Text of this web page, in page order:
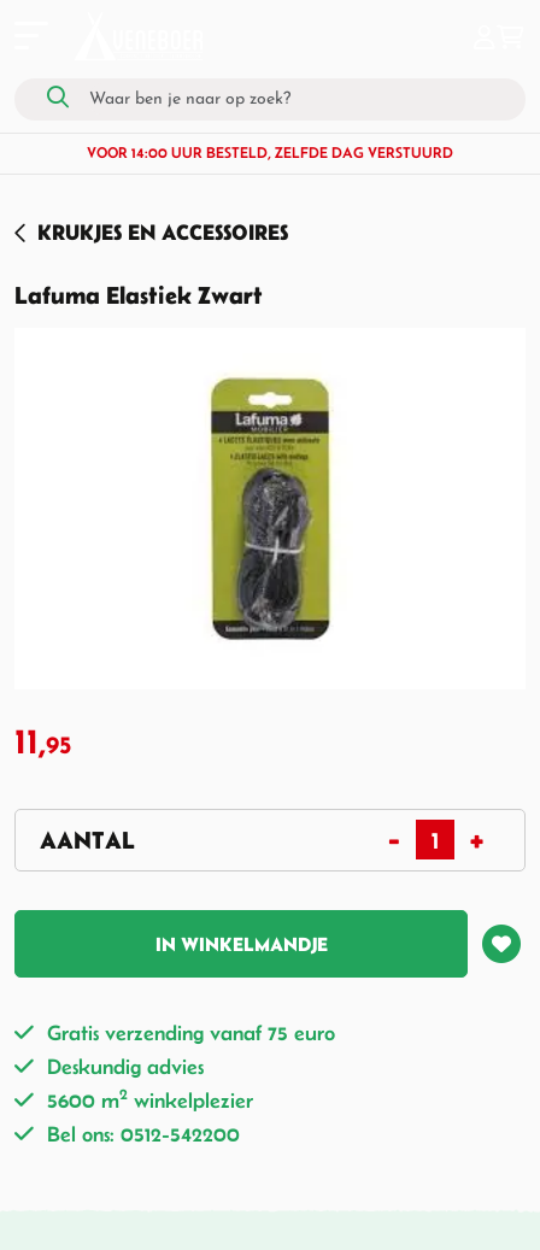
VOOR 14:00 UUR BESTELD, ZELFDE DAG VERSTUURD
KRUKJES EN ACCESSOIRES
Lafuma Elastiek Zwart
11,95
IN WINKELMANDJE
Gratis verzending vanaf 75 euro
Deskundig advies
5600 m2 winkelplezier
Bel ons: 0512-542200